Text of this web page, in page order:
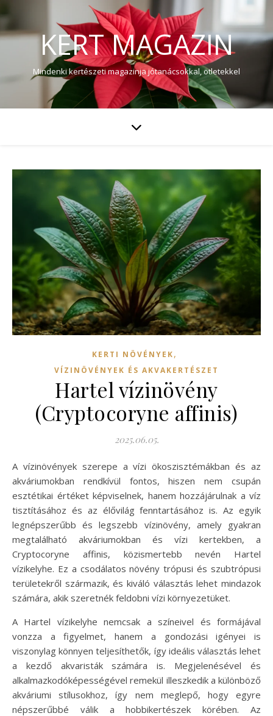
KERT MAGAZIN
Mindenki kertészeti magazinja jótanácsokkal, ötletekkel
KERTI NÖVÉNYEK,
VÍZINÖVÉNYEK ÉS AKVAKERTÉSZET
Hartel vízinövény
(Cryptocoryne affinis)
2025.06.05.
A vízinövények szerepe a vízi ökoszisztémákban és az
akváriumokban rendkívül fontos, hiszen nem csupán
esztétikai értéket képviselnek, hanem hozzájárulnak a víz
tisztításához és az élővilág fenntartásához is. Az egyik
legnépszerűbb és legszebb vízinövény, amely gyakran
megtalálható akváriumokban és vízi kertekben, a
Cryptocoryne affinis, közismertebb nevén Hartel
vízikelyhe. Ez a csodálatos növény trópusi és szubtrópusi
területekről származik, és kiváló választás lehet mindazok
számára, akik szeretnék feldobni vízi környezetüket.
A Hartel vízikelyhe nemcsak a színeivel és formájával
vonzza a figyelmet, hanem a gondozási igényei is
viszonylag könnyen teljesíthetők, így ideális választás lehet
a kezdő akvaristák számára is. Megjelenésével és
alkalmazkodóképességével remekül illeszkedik a különböző
akváriumi stílusokhoz, így nem meglepő, hogy egyre
népszerűbbé válik a hobbikertészek körében. Az